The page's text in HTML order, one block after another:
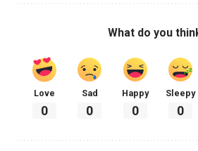
What do you
Love
0
Sad
0
Happy
0
Sleepy
0